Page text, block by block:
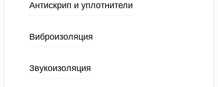
Антискрип и уплотнители
Виброизоляция
Звукоизоляция